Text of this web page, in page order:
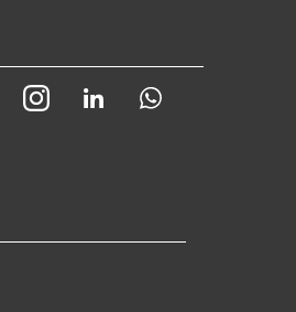
YoutubeInstagramLinkedIn